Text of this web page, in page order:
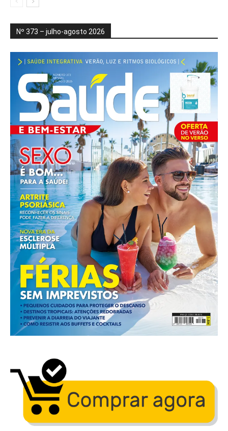
Nº 373 – julho-agosto 2026